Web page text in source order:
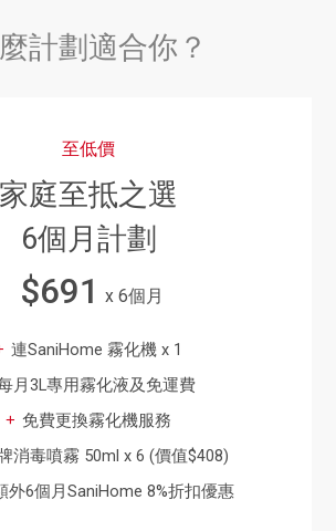
計劃適合你？
至低價
家庭至抵之選
6個月計劃
$691 x 6個月
連SaniHome 霧化機 x 1
月3L專用霧化液及免運費
免費更換霧化機服務
消毒噴霧 50ml x 6 (價值$408)
外6個月SaniHome 8%折扣優惠